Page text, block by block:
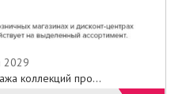
2029
коллекций про...